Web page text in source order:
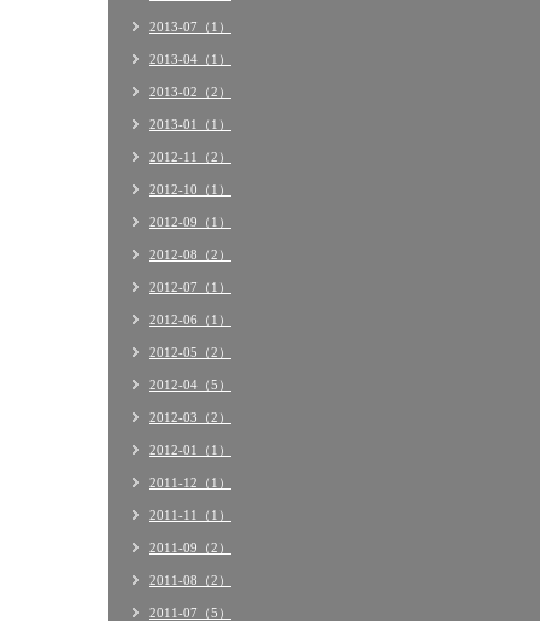
2013-07（1）
2013-04（1）
2013-02（2）
2013-01（1）
2012-11（2）
2012-10（1）
2012-09（1）
2012-08（2）
2012-07（1）
2012-06（1）
2012-05（2）
2012-04（5）
2012-03（2）
2012-01（1）
2011-12（1）
2011-11（1）
2011-09（2）
2011-08（2）
2011-07（5）